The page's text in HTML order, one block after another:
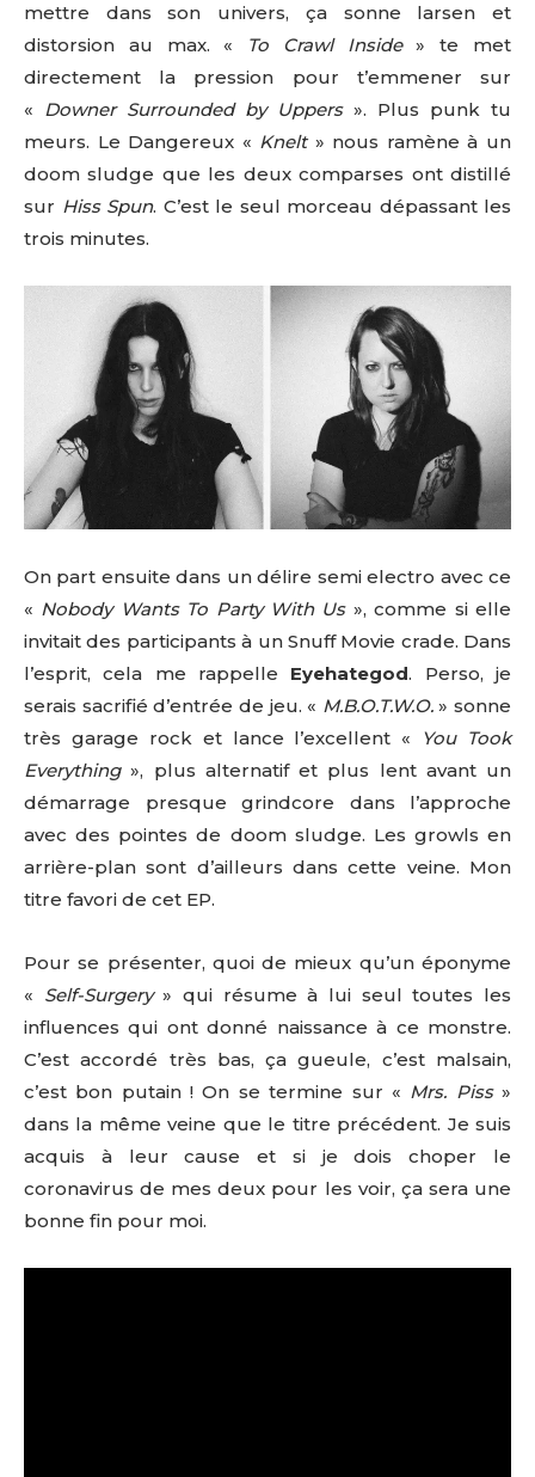
mettre dans son univers, ça sonne larsen et
distorsion au max. « To Crawl Inside» te met
directement la pression pour t’emmener sur
« Downer Surrounded by Uppers». Plus punk tu
meurs. Le Dangereux « Knelt» nous ramène à un
doom sludge que les deux comparses ont distillé
sur Hiss Spun. C’est le seul morceau dépassant les
trois minutes.
On part ensuite dans un délire semi electro avec ce
« Nobody Wants To Party With Us», comme si elle
invitait des participants à un Snuff Movie crade. Dans
l’esprit, cela me rappelle Eyehategod. Perso, je
serais sacrifié d’entrée de jeu. « M.B.O.T.W.O.» sonne
très garage rock et lance l’excellent « You Took
Everything», plus alternatif et plus lent avant un
démarrage presque grindcore dans l’approche
avec des pointes de doom sludge. Les growls en
arrière-plan sont d’ailleurs dans cette veine. Mon
titre favori de cet EP.
Pour se présenter, quoi de mieux qu’un éponyme
« Self-Surgery» qui résume à lui seul toutes les
influences qui ont donné naissance à ce monstre.
C’est accordé très bas, ça gueule, c’est malsain,
c’est bon putain ! On se termine sur « Mrs. Piss»
dans la même veine que le titre précédent. Je suis
acquis à leur cause et si je dois choper le
coronavirus de mes deux pour les voir, ça sera une
bonne fin pour moi.